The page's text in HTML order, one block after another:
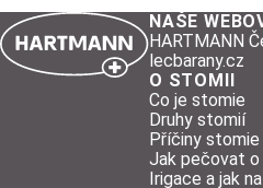
NAŠE
HARTMANN
lecbarany.cz
O STOMII
Co je stomie
Druhy stomií
Příčiny stomie
Jak pečovat
Irigace a jak